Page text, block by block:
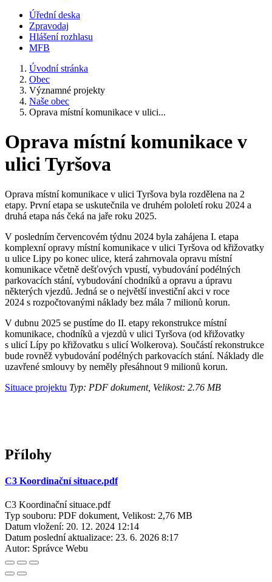
Úřední deska
Zpravodaj
Hlášení rozhlasu
MFB
Úvodní stránka
Obec
Významné projekty
Naše obec
Oprava místní komunikace v ulici...
Oprava místní komunikace v
ulici Tyršova
Oprava místní komunikace v ulici Tyršova byla rozdělena na 2
etapy. První etapa se uskutečnila ve druhém pololetí roku 2024 a
druhá etapa nás čeká na jaře roku 2025.
V posledním červencovém týdnu 2024 byla zahájena I. etapa
komplexní opravy místní komunikace v ulici Tyršova od křižovatky
u ulice Lipy po konec ulice, která zahrnovala opravu místní
komunikace včetně dešťových vpustí, vybudování podélných
parkovacích stání, vybudování chodníků a opravu a úpravu
některých vjezdů. Jedná se o největší investiční akci v roce
2024 s rozpočtovanými náklady bez mála 7 milionů korun.
V dubnu 2025 se pustíme do II. etapy rekonstrukce místní
komunikace, chodníků a vjezdů v ulici Tyršova (od křižovatky
s ulicí Lípy po křižovatku s ulicí Wolkerova). Součástí rekonstrukce
bude rovněž vybudování podélných parkovacích stání. Náklady dle
uzavřené smlouvy by neměly přesáhnout 9 milionů korun.
Situace projektu Typ: PDF dokument, Velikost: 2.76 MB
Přílohy
C3 Koordinační situace.pdf
C3 Koordinační situace.pdf
Typ souboru: PDF dokument, Velikost: 2,76 MB
Datum vložení: 20. 12. 2024 12:14
Datum poslední aktualizace: 23. 6. 2026 8:17
Autor: Správce Webu